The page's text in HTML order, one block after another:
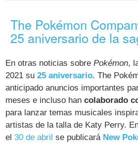
The Pokémon
25 aniversario de la
En otras noticias sobrePokémon,
2021 su25 aniversario. The
anticipado anuncios importantes
meses e incluso hancolaborado
para lanzar temas musicales
artistas de la talla de Katy Perry.
el30 de abril se publicará New